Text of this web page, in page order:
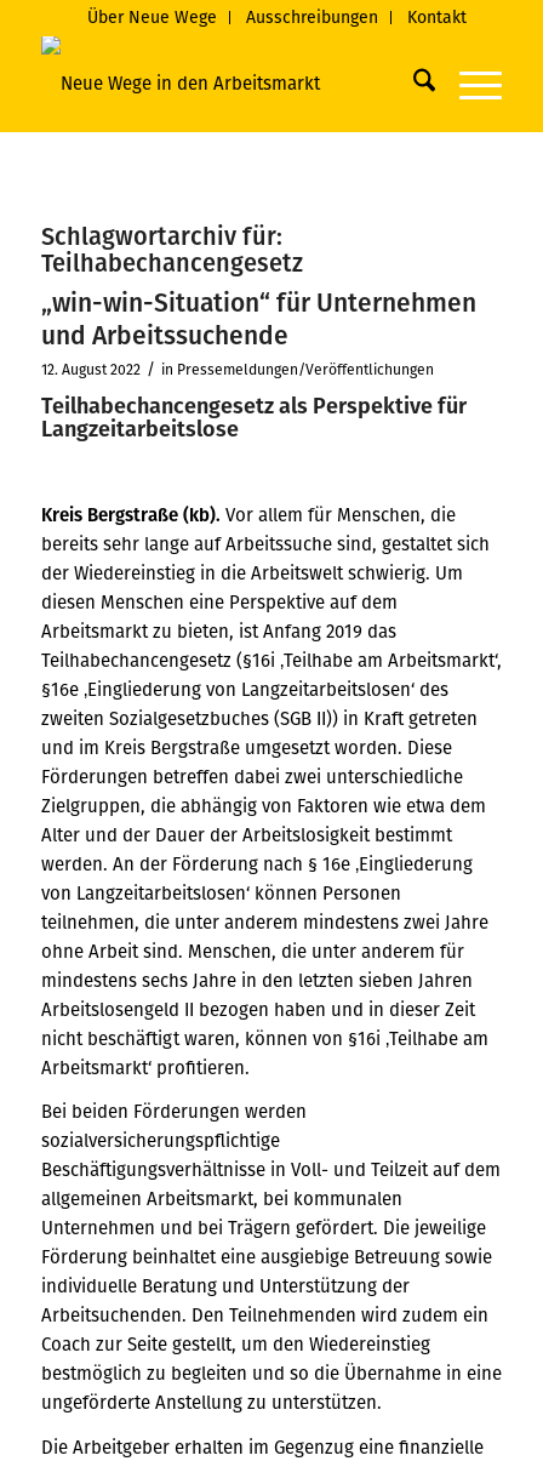
Über Neue Wege Ausschreibungen Kontakt
Schlagwortarchiv für:
Teilhabechancengesetz
„win-win-Situation“ für Unternehmen
und Arbeitssuchende
12. August 2022 / in Pressemeldungen/Veröffentlichungen
Teilhabechancengesetz als Perspektive für
Langzeitarbeitslose
Kreis Bergstraße (kb). Vor allem für Menschen, die
bereits sehr lange auf Arbeitssuche sind, gestaltet sich
der Wiedereinstieg in die Arbeitswelt schwierig. Um
diesen Menschen eine Perspektive auf dem
Arbeitsmarkt zu bieten, ist Anfang 2019 das
Teilhabechancengesetz (§16i ‚Teilhabe am Arbeitsmarkt‘,
§16e ‚Eingliederung von Langzeitarbeitslosen‘ des
zweiten Sozialgesetzbuches (SGB II)) in Kraft getreten
und im Kreis Bergstraße umgesetzt worden. Diese
Förderungen betreffen dabei zwei unterschiedliche
Zielgruppen, die abhängig von Faktoren wie etwa dem
Alter und der Dauer der Arbeitslosigkeit bestimmt
werden. An der Förderung nach § 16e ‚Eingliederung
von Langzeitarbeitslosen‘ können Personen
teilnehmen, die unter anderem mindestens zwei Jahre
ohne Arbeit sind. Menschen, die unter anderem für
mindestens sechs Jahre in den letzten sieben Jahren
Arbeitslosengeld II bezogen haben und in dieser Zeit
nicht beschäftigt waren, können von §16i ‚Teilhabe am
Arbeitsmarkt‘ profitieren.
Bei beiden Förderungen werden
sozialversicherungspflichtige
Beschäftigungsverhältnisse in Voll- und Teilzeit auf dem
allgemeinen Arbeitsmarkt, bei kommunalen
Unternehmen und bei Trägern gefördert. Die jeweilige
Förderung beinhaltet eine ausgiebige Betreuung sowie
individuelle Beratung und Unterstützung der
Arbeitsuchenden. Den Teilnehmenden wird zudem ein
Coach zur Seite gestellt, um den Wiedereinstieg
bestmöglich zu begleiten und so die Übernahme in eine
ungeförderte Anstellung zu unterstützen.
Die Arbeitgeber erhalten im Gegenzug eine finanzielle